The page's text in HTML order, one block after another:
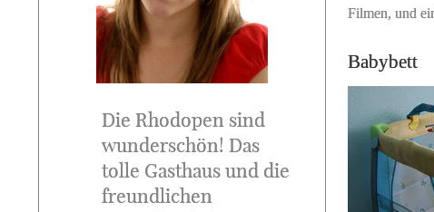
Filmen, und
Babybett
Die Rhodopen sind
wunderschön! Das
tolle Gasthaus und die
freundlichen